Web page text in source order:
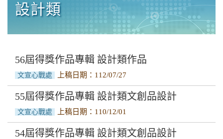
多媒體類
文字類
音樂類
設計類
設計類
56屆得獎作品專輯 設計類作品
文宣心戰處 上稿日期：112/07/27
55屆得獎作品專輯 設計類文創品設計
文宣心戰處 上稿日期：110/12/01
54屆得獎作品專輯 設計類文創品設計